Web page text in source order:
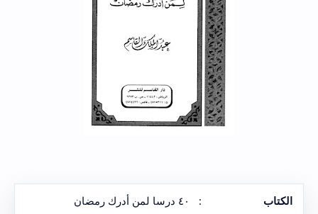
الكتاب : ٤٠ درسا لمن أدرك رمضان